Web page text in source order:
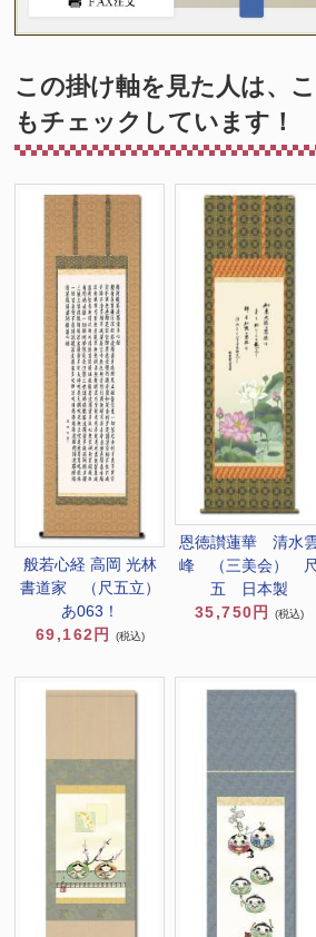
この掛け軸を見た人は、
もチェックしています！
般若心経 高岡 光林
書道家 （尺五立）
あ063！
69,162円
(税込)
恩徳讃蓮華 清水
峰 （三美会） 尺
五 日本製
35,750円
(税込)